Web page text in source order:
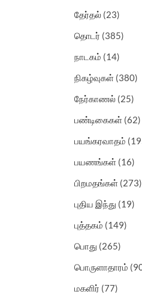
தேர்தல் (23)
தொடர் (385)
நாடகம் (14)
நிகழ்வுகள் (380)
நேர்காணல் (25)
பண்டிகைகள் (62)
பயங்கரவாதம்
பயணங்கள் (16)
பிறமதங்கள் (273)
புதிய இந்து (19)
புத்தகம் (149)
பொது (265)
பொருளாதாரம்
மகளிர் (77)